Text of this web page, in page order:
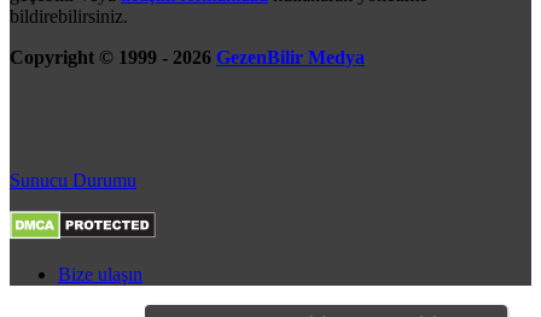
bildirebilirsiniz.
Copyright © 1999 - 2026 GezenBilir Medya
Sunucu Durumu
Bize ulaşın